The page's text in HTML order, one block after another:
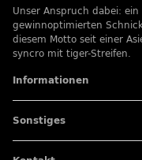
Unser Anspruch dabei:
gewinnoptimierten
diesem Motto seit einer
syncro mit tiger-Streifen.
Informationen
Sonstiges